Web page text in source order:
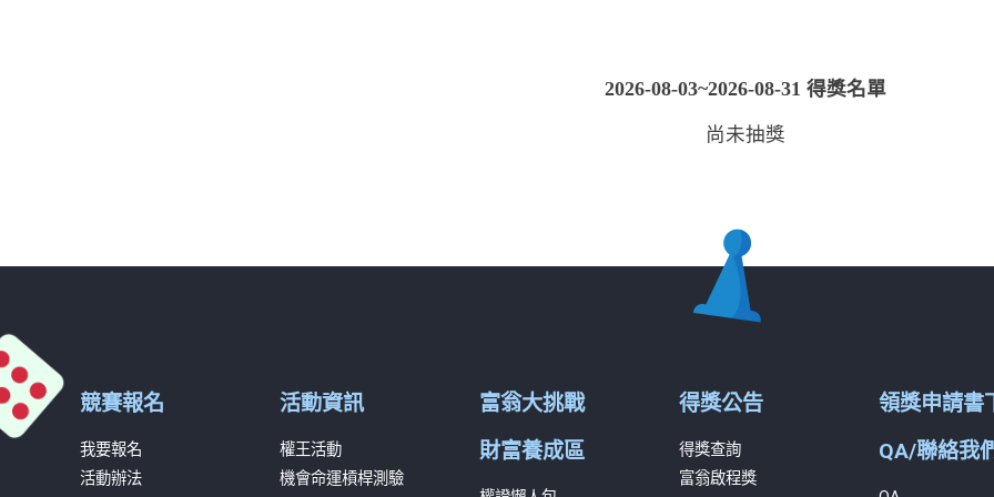
2026-08-03~2026-08-31 得獎名單
尚未抽獎
競賽報名
我要報名
活動辦法
活動資訊
權王活動
機會命運槓桿測驗
富翁大挑戰
財富養成區
得獎公告
得獎查詢
富翁啟程獎
領獎申請書
QA/聯絡我